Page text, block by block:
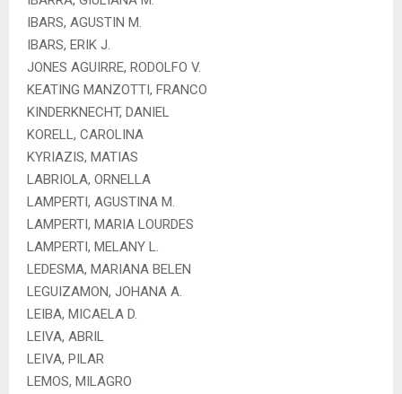
IBARS, AGUSTIN M.
IBARS, ERIK J.
JONES AGUIRRE, RODOLFO V.
KEATING MANZOTTI, FRANCO
KINDERKNECHT, DANIEL
KORELL, CAROLINA
KYRIAZIS, MATIAS
LABRIOLA, ORNELLA
LAMPERTI, AGUSTINA M.
LAMPERTI, MARIA LOURDES
LAMPERTI, MELANY L.
LEDESMA, MARIANA BELEN
LEGUIZAMON, JOHANA A.
LEIBA, MICAELA D.
LEIVA, ABRIL
LEIVA, PILAR
LEMOS, MILAGRO